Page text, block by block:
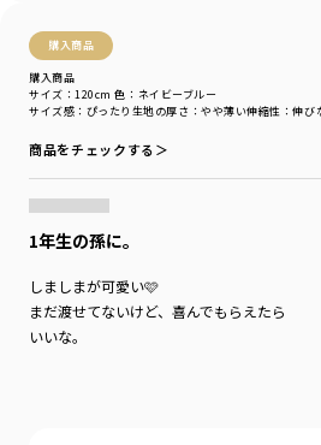
購入商品
購入商品
サイズ感 ：ぴったり 生地の厚さ ：やや薄い伸縮性 ：伸び
サイズ：120cm 色：ネイビーブルー
商品をチェックする＞
1年生の孫に。
しましまが可愛い🩷
まだ渡せてないけど、喜んでもらえたら
いいな。
「吸汗性」にすぐれ「肌ざわりが良い」
生地を使用しています。
※70～90㎝まで肩ボタンが付いた仕
伸縮性：あり
着用イメージ/カラー：ベージュ
モデル：身長109.0cm 体重18.0kg